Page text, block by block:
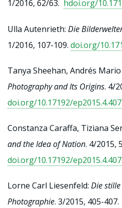
1/2016, 62/63. hdoi.org/
Ulla Autenrieth: Die
1/2016, 107-109. doi.org/
Tanya Sheehan, Andrés
Photography and Its Origins. 4/
doi.org/10.17192/
Constanza Caraffa, Tiziana
and the Idea of Nation. 4/2015,
doi.org/10.17192/
Lorne Carl Liesenfeld: Die
Photographie. 3/2015, 405-407.